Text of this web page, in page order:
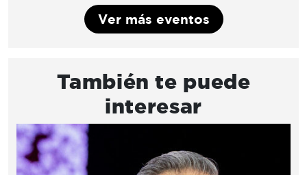
Ver más eventos
También te puede
interesar